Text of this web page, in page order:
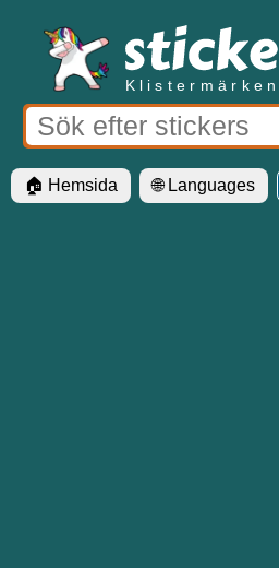
🏠 Hemsida 🌐 Languages